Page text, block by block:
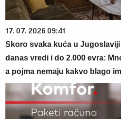
17. 07. 2026 09:41
Skoro svaka kuća u
danas vredi i do 2.000 evra:
a pojma nemaju kakvo blago